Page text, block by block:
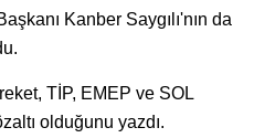
Kanber Saygılı'nın da
TİP, EMEP ve SOL
olduğunu yazdı.